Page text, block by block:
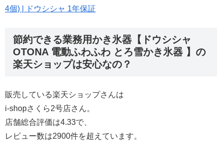
4個) | ドウシシャ 1年保証
節約できる業務用かき氷器【ドウシシャ
OTONA 電動ふわふわ とろ雪かき氷器 】の
楽天ショップは安心なの？
販売している楽天ショップさんは
i-shopさくら2号店さん。
店舗総合評価は4.33で、
レビュー数は2900件を超えています。